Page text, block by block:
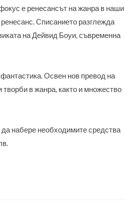
е ренесансът на жанра в наши
Списанието разглежда
на Дейвид Боуи, съвременна
Освен нов превод на
в жанра, както и множество
набере необходимите средства